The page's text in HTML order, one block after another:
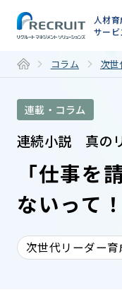
人材
サービ
コラム 次世
連載・コラム
連続小説 真の
「仕事を
ないって！
次世代リーダー育